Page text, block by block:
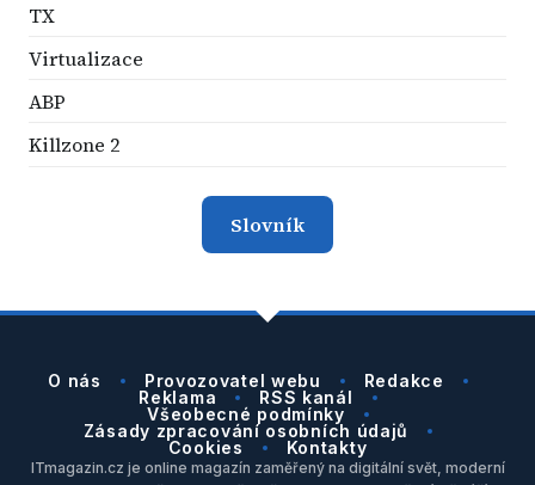
TX
Virtualizace
ABP
Killzone 2
Slovník
O nás Provozovatel webu
Redakce
Reklama
RSS kanál
Všeobecné podmínky
Zásady zpracování osobních údajů
Cookies
Kontakty
ITmagazin.cz je online magazín zaměřený na digitální svět, moderní